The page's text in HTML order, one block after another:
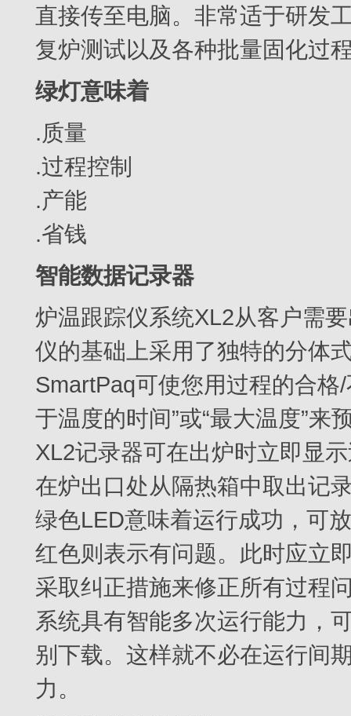
直接传至电脑。非常适于研发
复炉测试以及各种批量固化过
绿灯意味着
.质量
.过程控制
.产能
.省钱
智能数据记录器
炉温跟踪仪系统XL2从客户需
仪的基础上采用了独特的分体
SmartPaq可使您用过程的合
于温度的时间”或“最大温度”来
XL2记录器可在出炉时立即显
在炉出口处从隔热箱中取出记
绿色LED意味着运行成功，可
红色则表示有问题。此时应立
采取纠正措施来修正所有过程
系统具有智能多次运行能力，
别下载。这样就不必在运行间
力。